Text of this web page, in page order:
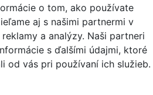
o tom, ako používate
aj s našimi partnermi v
a analýzy. Naši partneri
s ďalšími údajmi, ktoré
od vás pri používaní ich služieb.